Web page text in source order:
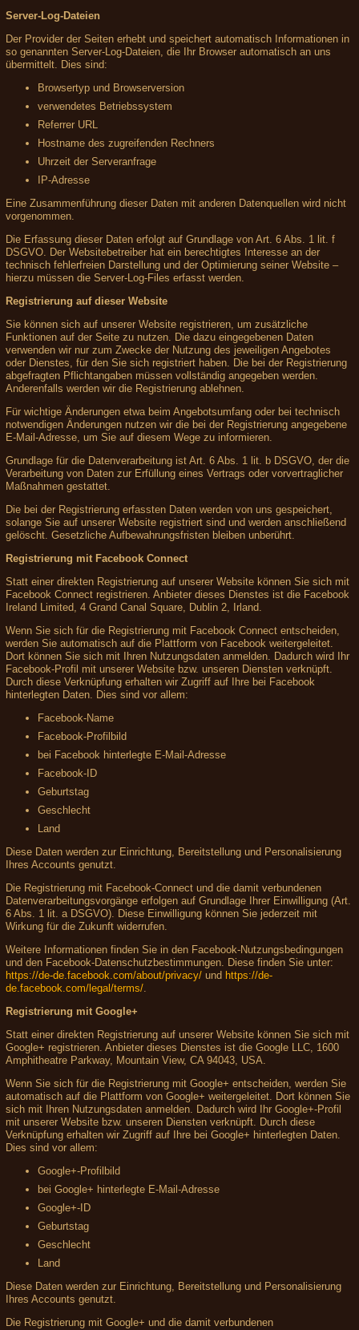
Server-Log-Dateien
Der Provider der Seiten erhebt und speichert automatisch Informationen in
so genannten Server-Log-Dateien, die Ihr Browser automatisch an uns
übermittelt. Dies sind:
Browsertyp und Browserversion
verwendetes Betriebssystem
Referrer URL
Hostname des zugreifenden Rechners
Uhrzeit der Serveranfrage
IP-Adresse
Eine Zusammenführung dieser Daten mit anderen Datenquellen wird nicht
vorgenommen.
Die Erfassung dieser Daten erfolgt auf Grundlage von Art. 6 Abs. 1 lit. f
DSGVO. Der Websitebetreiber hat ein berechtigtes Interesse an der
technisch fehlerfreien Darstellung und der Optimierung seiner Website –
hierzu müssen die Server-Log-Files erfasst werden.
Registrierung auf dieser Website
Sie können sich auf unserer Website registrieren, um zusätzliche
Funktionen auf der Seite zu nutzen. Die dazu eingegebenen Daten
verwenden wir nur zum Zwecke der Nutzung des jeweiligen Angebotes
oder Dienstes, für den Sie sich registriert haben. Die bei der Registrierung
abgefragten Pflichtangaben müssen vollständig angegeben werden.
Anderenfalls werden wir die Registrierung ablehnen.
Für wichtige Änderungen etwa beim Angebotsumfang oder bei technisch
notwendigen Änderungen nutzen wir die bei der Registrierung angegebene
E-Mail-Adresse, um Sie auf diesem Wege zu informieren.
Grundlage für die Datenverarbeitung ist Art. 6 Abs. 1 lit. b DSGVO, der die
Verarbeitung von Daten zur Erfüllung eines Vertrags oder vorvertraglicher
Maßnahmen gestattet.
Die bei der Registrierung erfassten Daten werden von uns gespeichert,
solange Sie auf unserer Website registriert sind und werden anschließend
gelöscht. Gesetzliche Aufbewahrungsfristen bleiben unberührt.
Registrierung mit Facebook Connect
Statt einer direkten Registrierung auf unserer Website können Sie sich mit
Facebook Connect registrieren. Anbieter dieses Dienstes ist die Facebook
Ireland Limited, 4 Grand Canal Square, Dublin 2, Irland.
Wenn Sie sich für die Registrierung mit Facebook Connect entscheiden,
werden Sie automatisch auf die Plattform von Facebook weitergeleitet.
Dort können Sie sich mit Ihren Nutzungsdaten anmelden. Dadurch wird Ihr
Facebook-Profil mit unserer Website bzw. unseren Diensten verknüpft.
Durch diese Verknüpfung erhalten wir Zugriff auf Ihre bei Facebook
hinterlegten Daten. Dies sind vor allem:
Facebook-Name
Facebook-Profilbild
bei Facebook hinterlegte E-Mail-Adresse
Facebook-ID
Geburtstag
Geschlecht
Land
Diese Daten werden zur Einrichtung, Bereitstellung und Personalisierung
Ihres Accounts genutzt.
Die Registrierung mit Facebook-Connect und die damit verbundenen
Datenverarbeitungsvorgänge erfolgen auf Grundlage Ihrer Einwilligung (Art.
6 Abs. 1 lit. a DSGVO). Diese Einwilligung können Sie jederzeit mit
Wirkung für die Zukunft widerrufen.
Weitere Informationen finden Sie in den Facebook-Nutzungsbedingungen
und den Facebook-Datenschutzbestimmungen. Diese finden Sie unter:
https://de-de.facebook.com/about/privacy/ und https://de-
de.facebook.com/legal/terms/.
Registrierung mit Google+
Statt einer direkten Registrierung auf unserer Website können Sie sich mit
Google+ registrieren. Anbieter dieses Dienstes ist die Google LLC, 1600
Amphitheatre Parkway, Mountain View, CA 94043, USA.
Wenn Sie sich für die Registrierung mit Google+ entscheiden, werden Sie
automatisch auf die Plattform von Google+ weitergeleitet. Dort können Sie
sich mit Ihren Nutzungsdaten anmelden. Dadurch wird Ihr Google+-Profil
mit unserer Website bzw. unseren Diensten verknüpft. Durch diese
Verknüpfung erhalten wir Zugriff auf Ihre bei Google+ hinterlegten Daten.
Dies sind vor allem:
Google+-Profilbild
bei Google+ hinterlegte E-Mail-Adresse
Google+-ID
Geburtstag
Geschlecht
Land
Diese Daten werden zur Einrichtung, Bereitstellung und Personalisierung
Ihres Accounts genutzt.
Die Registrierung mit Google+ und die damit verbundenen